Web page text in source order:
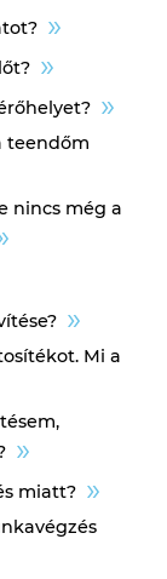
teendőm
nincs még a
Mi a
miatt?